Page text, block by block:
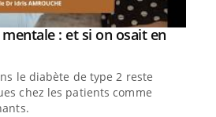
: et si on osait en
le diabète de type 2 reste
chez les patients comme